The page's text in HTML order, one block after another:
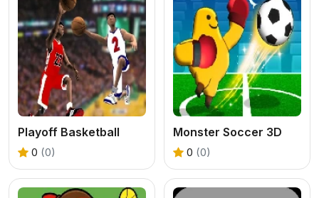
Playoff Basketball
0 (0)
Monster Soccer 3D
0 (0)